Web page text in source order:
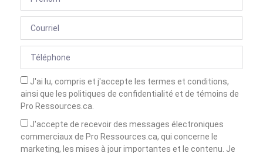
J'ai lu, compris et j'accepte les termes et conditions,
ainsi que les politiques de confidentialité et de témoins de
Pro Ressources.ca.
J'accepte de recevoir des messages électroniques
commerciaux de Pro Ressources.ca, qui concerne le
marketing, les mises à jour importantes et le contenu. Je